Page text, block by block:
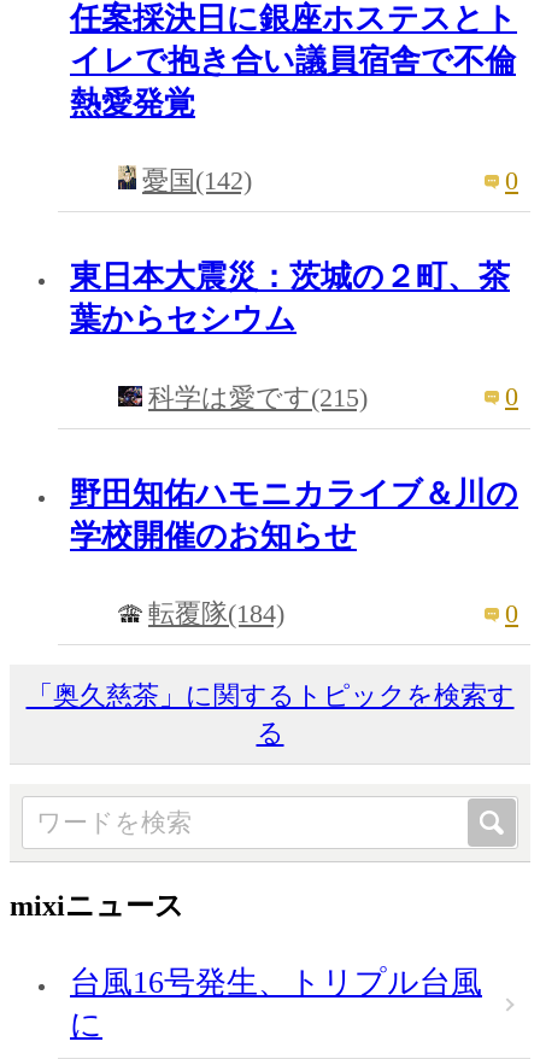
任案採決日に銀座ホステスとト
イレで抱き合い議員宿舎で不倫
熱愛発覚
憂国(142) 0
東日本大震災：茨城の２町、茶
葉からセシウム
科学は愛です(215) 0
野田知佑ハモニカライブ＆川の
学校開催のお知らせ
転覆隊(184) 0
「奥久慈茶」に関するトピックを検索す
る
mixiニュース
台風16号発生、トリプル台風
に